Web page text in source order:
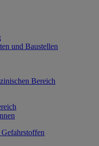
und Baustellen
Bereich